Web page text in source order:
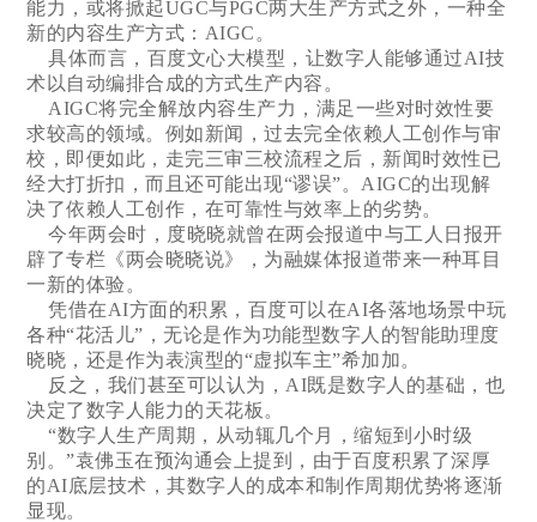
能力，或将掀起UGC与PGC两大生产方式之外，一种全
新的内容生产方式：AIGC。
具体而言，百度文心大模型，让数字人能够通过AI技
术以自动编排合成的方式生产内容。
AIGC将完全解放内容生产力，满足一些对时效性要
求较高的领域。例如新闻，过去完全依赖人工创作与审
校，即便如此，走完三审三校流程之后，新闻时效性已
经大打折扣，而且还可能出现“谬误”。AIGC的出现解
决了依赖人工创作，在可靠性与效率上的劣势。
今年两会时，度晓晓就曾在两会报道中与工人日报开
辟了专栏《两会晓晓说》，为融媒体报道带来一种耳目
一新的体验。
凭借在AI方面的积累，百度可以在AI各落地场景中玩
各种“花活儿”，无论是作为功能型数字人的智能助理度
晓晓，还是作为表演型的“虚拟车主”希加加。
反之，我们甚至可以认为，AI既是数字人的基础，也
决定了数字人能力的天花板。
“数字人生产周期，从动辄几个月，缩短到小时级
别。”袁佛玉在预沟通会上提到，由于百度积累了深厚
的AI底层技术，其数字人的成本和制作周期优势将逐渐
显现。